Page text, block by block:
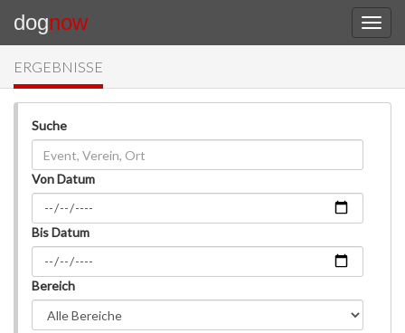
dognow
ERGEBNISSE
Suche
Von Datum
Bis Datum
Bereich